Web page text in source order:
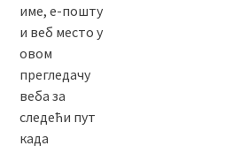
име, е-пошту
и веб место у
овом
прегледачу
веба за
следећи пут
када